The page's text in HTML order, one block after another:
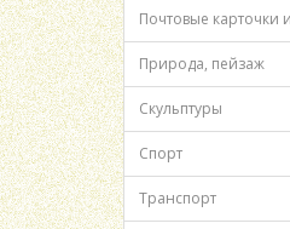
Почтовые карточки
Природа, пейзаж
Скульптуры
Спорт
Транспорт